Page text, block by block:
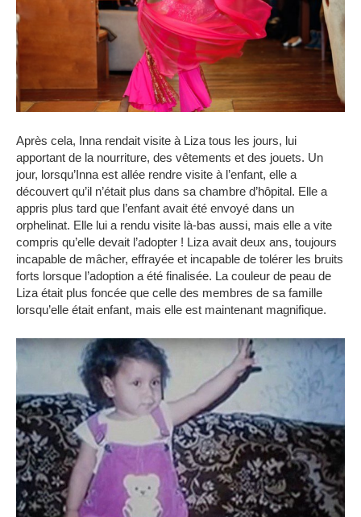
Après cela, Inna rendait visite à Liza tous les jours, lui
apportant de la nourriture, des vêtements et des jouets. Un
jour, lorsqu’Inna est allée rendre visite à l’enfant, elle a
découvert qu’il n’était plus dans sa chambre d’hôpital. Elle a
appris plus tard que l’enfant avait été envoyé dans un
orphelinat. Elle lui a rendu visite là-bas aussi, mais elle a vite
compris qu’elle devait l’adopter ! Liza avait deux ans, toujours
incapable de mâcher, effrayée et incapable de tolérer les bruits
forts lorsque l’adoption a été finalisée. La couleur de peau de
Liza était plus foncée que celle des membres de sa famille
lorsqu’elle était enfant, mais elle est maintenant magnifique.